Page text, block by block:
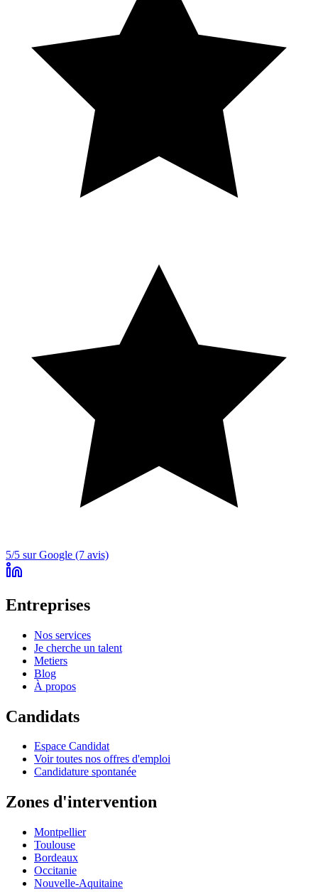
5/5 sur Google (7 avis)
Entreprises
Nos services
Je cherche un talent
Metiers
Blog
À propos
Candidats
Espace Candidat
Voir toutes nos offres d'emploi
Candidature spontanée
Zones d'intervention
Montpellier
Toulouse
Bordeaux
Occitanie
Nouvelle-Aquitaine